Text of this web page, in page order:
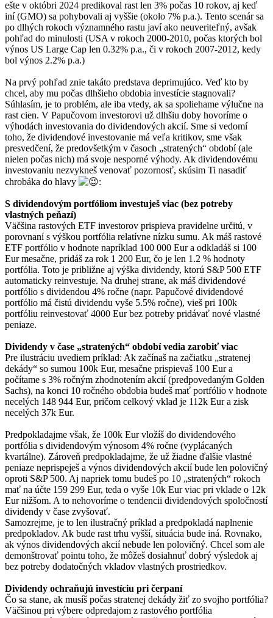
ešte v októbri 2024 predikoval rast len 3% počas 10 rokov, aj keď
iní (GMO) sa pohybovali aj vyššie (okolo 7% p.a.). Tento scenár sa
po dlhých rokoch významného rastu javí ako neuveriteľný, avšak
pohľad do minulosti (USA v rokoch 2000-2010, počas ktorých bol
výnos US Large Cap len 0.32% p.a., či v rokoch 2007-2012, kedy
bol výnos 2.2% p.a.)
Na prvý pohľad znie takáto predstava deprimujúco. Veď kto by
chcel, aby mu počas dlhšieho obdobia investície stagnovali?
Súhlasím, je to problém, ale iba vtedy, ak sa spoliehame výlučne na
rast cien. V Papučovom investorovi už dlhšiu doby hovoríme o
výhodách investovania do dividendových akcií. Sme si vedomí
toho, že dividendové investovanie má veľa kritikov, sme však
presvedčení, že predovšetkým v časoch „stratených“ období (ale
nielen počas nich) má svoje nesporné výhody. Ak dividendovému
investovaniu nezvykneš venovať pozornosť, skúsim Ti nasadiť
chrobáka do hlavy
:
S dividendovým portfóliom investuješ viac (bez potreby
vlastných peňazí)
Väčšina rastových ETF investorov prispieva pravidelne určitú, v
porovnaní s výškou portfólia relatívne nízku sumu. Ak máš rastové
ETF portfólio v hodnote napríklad 100 000 Eur a odkladáš si 100
Eur mesačne, pridáš za rok 1 200 Eur, čo je len 1.2 % hodnoty
portfólia. Toto je približne aj výška dividendy, ktorú S&P 500 ETF
automaticky reinvestuje. Na druhej strane, ak máš dividendové
portfólio s dividendou 4% ročne (napr. Papučové dividendové
portfólio má čistú dividendu vyše 5.5% ročne), vieš pri 100k
portfóliu reinvestovať 4000 Eur bez potreby pridávať nové vlastné
peniaze.
Dividendy v čase „stratených“ období vedia zarobiť viac
Pre ilustráciu uvediem príklad: Ak začínaš na začiatku „stratenej
dekády“ so sumou 100k Eur, mesačne prispievaš 100 Eur a
počítame s 3% ročným zhodnotením akcií (predpovedaným Golden
Sachs), na konci 10 ročného obdobia budeš mať portfólio v hodnote
necelých 148 944 Eur, pričom celkový vklad je 112k Eur a zisk
necelých 37k Eur.
Predpokladajme však, že 100k Eur vložíš do dividendového
portfólia s dividendovým výnosom 4% ročne (vyplácaných
kvartálne). Zároveň predpokladajme, že už žiadne ďalšie vlastné
peniaze neprispeješ a výnos dividendových akcií bude len polovičný
oproti S&P 500. Aj napriek tomu budeš po 10 „stratených“ rokoch
mať na účte 159 299 Eur, teda o vyše 10k Eur viac pri vklade o 12k
Eur nižšom. A to nehovoríme o tendencii dividendových spoločností
dividendy v čase zvyšovať.
Samozrejme, je to len ilustračný príklad a predpokladá naplnenie
predpokladov. Ak bude rast trhu vyšší, situácia bude iná. Rovnako,
ak výnos dividendových akcií nebude len polovičný. Chcel som ale
demonštrovať pointu toho, že môžeš dosiahnuť dobrý výsledok aj
bez potreby dodatočných vkladov vlastných prostriedkov.
Dividendy ochraňujú investíciu pri čerpaní
Čo sa stane, ak musíš počas stratenej dekády žiť zo svojho portfólia?
Väčšinou pri výbere odpredajom z rastového portfólia